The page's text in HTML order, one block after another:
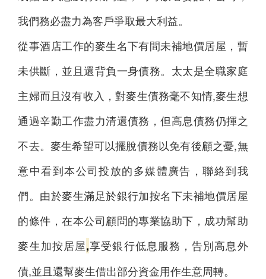
我們務必盡力為客戶爭取最大利益。
從事酒店工作的麥生名下有間未補地價居屋，暫
未供斷，並且還背負一身債務。太太是全職家庭
主婦而且沒有收入，對麥生債務毫不知情,麥生想
通過辛勤工作盡力清還債務，但高息債務仍揮之
不去。麥生希望可以擺脫債務以免有後顧之憂,無
意中看到本公司投放的多媒體廣告，聯絡到我
們。由於麥生滿足於銀行加按名下未補地價居屋
的條件，在本公司顧問的專業協助下，成功幫助
麥生加按居屋,享受銀行低息服務，告別高息外
債,並且還幫麥生借出部分資金用作生意周轉。